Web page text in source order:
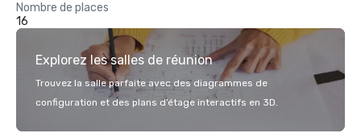
Nombre de places
16
Explorez les salles de réunion
Trouvez la salle parfaite avec des diagrammes de
configuration et des plans d’étage interactifs en 3D.